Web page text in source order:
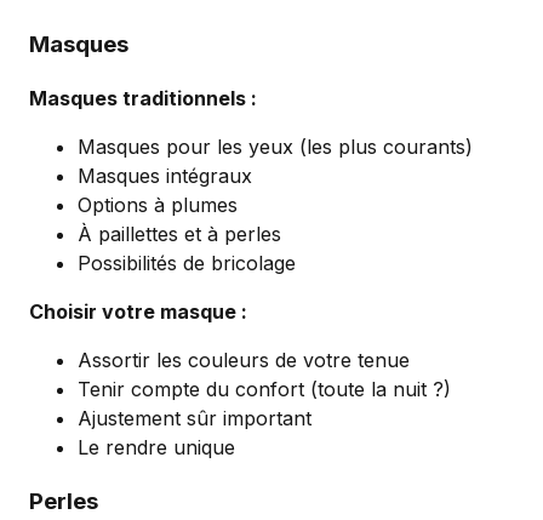
Masques
Masques traditionnels :
Masques pour les yeux (les plus courants)
Masques intégraux
Options à plumes
À paillettes et à perles
Possibilités de bricolage
Choisir votre masque :
Assortir les couleurs de votre tenue
Tenir compte du confort (toute la nuit ?)
Ajustement sûr important
Le rendre unique
Perles